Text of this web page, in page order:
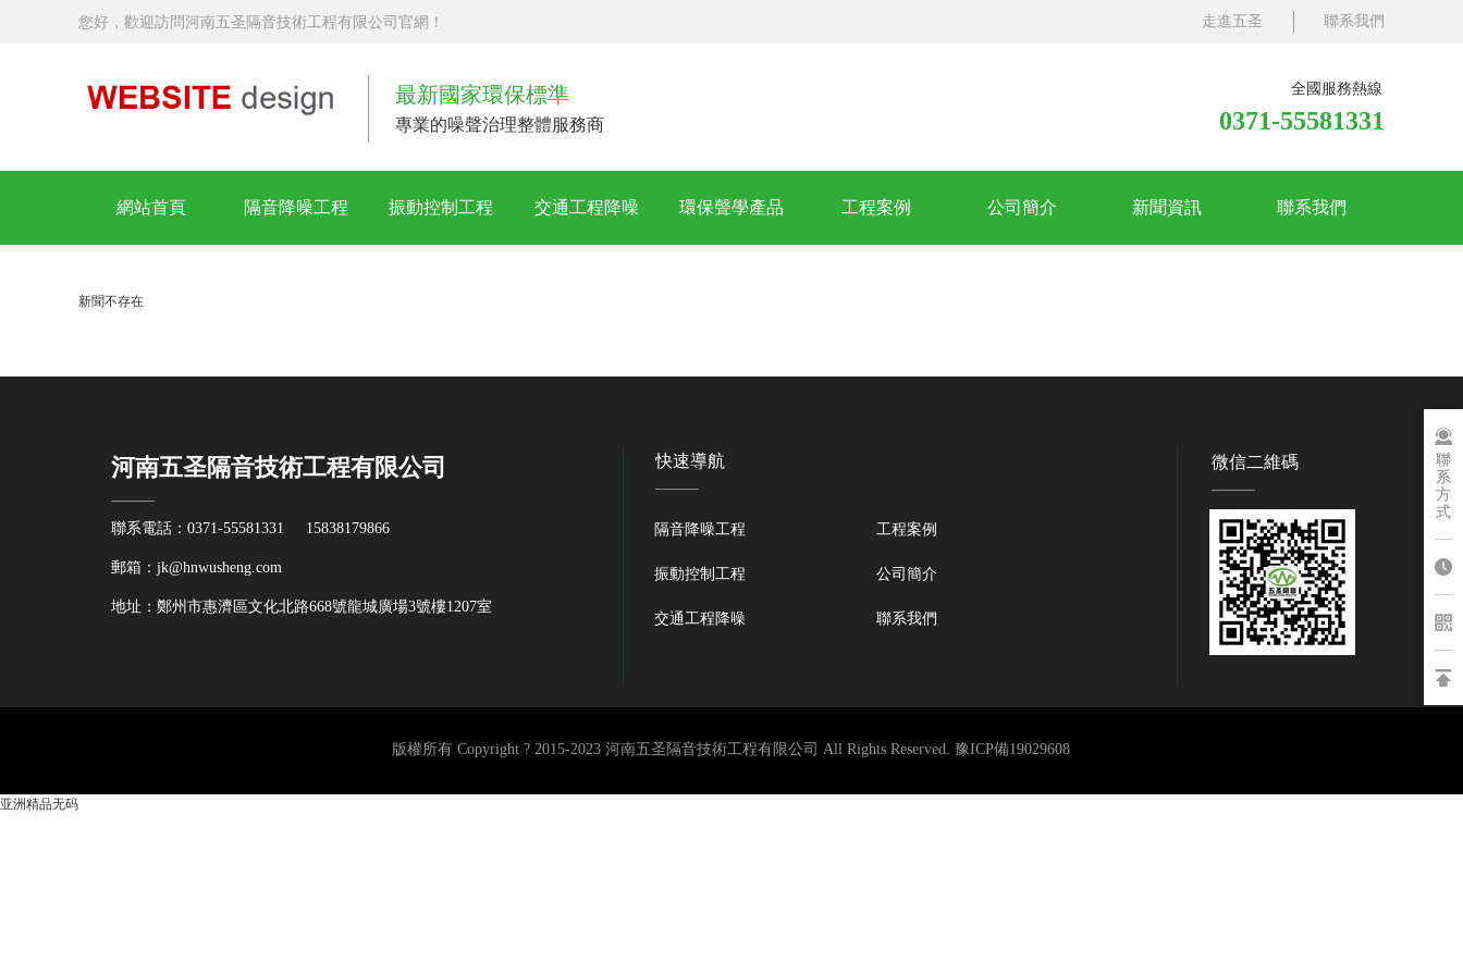
您好，歡迎訪問河南五圣隔音技術工程有限公司官網！ 聯系我們
走進五圣
全國服務熱線
0371-55581331
最新國家環保標準
專業的噪聲治理整體服務商
網站首頁 隔音降噪工程 振動控制工程 交通工程降噪 環保聲學產品 工程案例 公司簡介 新聞資訊 聯系我們
新聞不存在
河南五圣隔音技術工程有限公司
聯系電話：0371-55581331 15838179866
郵箱：jk@hnwusheng.com
地址：鄭州市惠濟區文化北路668號龍城廣場3號樓1207室
快速導航
隔音降噪工程
振動控制工程
交通工程降噪
工程案例
公司簡介
聯系我們
微信二維碼
聯
系
方
式
版權所有 Copyright ? 2015-2023河南五圣隔音技術工程有限公司 All Rights Reserved.豫ICP備19029608
亚洲精品无码